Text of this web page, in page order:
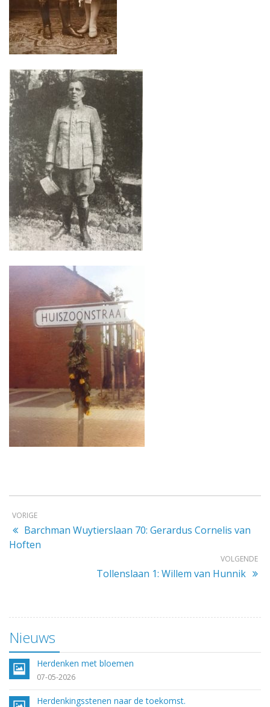
VORIGE
Barchman Wuytierslaan 70: Gerardus Cornelis van
Hoften
VOLGENDE
Tollenslaan 1: Willem van Hunnik
Nieuws
Herdenken met bloemen
07-05-2026
Herdenkingsstenen naar de toekomst.